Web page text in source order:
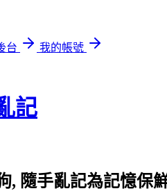
台
我的帳號
記
, 隨手亂記為記憶保